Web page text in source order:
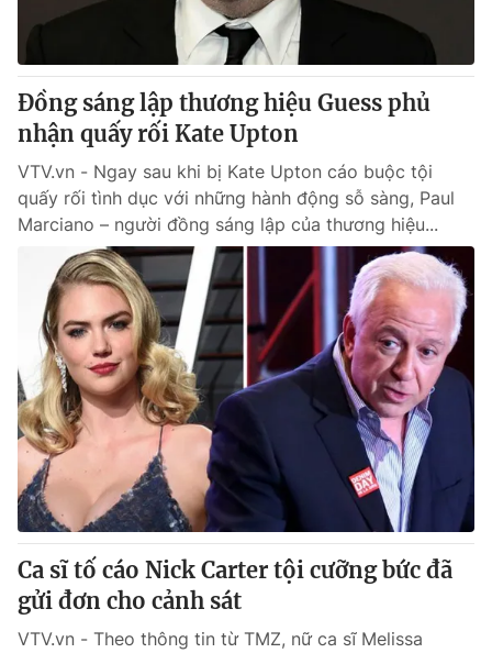
Đồng sáng lập thương hiệu Guess phủ
nhận quấy rối Kate Upton
VTV.vn - Ngay sau khi bị Kate Upton cáo buộc tội
quấy rối tình dục với những hành động sỗ sàng, Paul
Marciano – người đồng sáng lập của thương hiệu...
Ca sĩ tố cáo Nick Carter tội cưỡng bức đã
gửi đơn cho cảnh sát
VTV.vn - Theo thông tin từ TMZ, nữ ca sĩ Melissa